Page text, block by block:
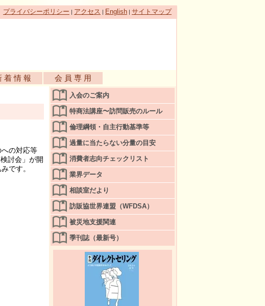
プライバシーポリシー | アクセス | English | サイトマップ
着 情 報 会 員 専 用
の対応等
討会」が開
です。
入会のご案内
特商法講座〜訪問販売のルール
倫理綱領・自主行動基準等
過量に当たらない分量の目安
消費者志向チェックリスト
業界データ
相談室だより
訪販協世界連盟（WFDSA）
被災地支援関連
季刊誌（最新号）